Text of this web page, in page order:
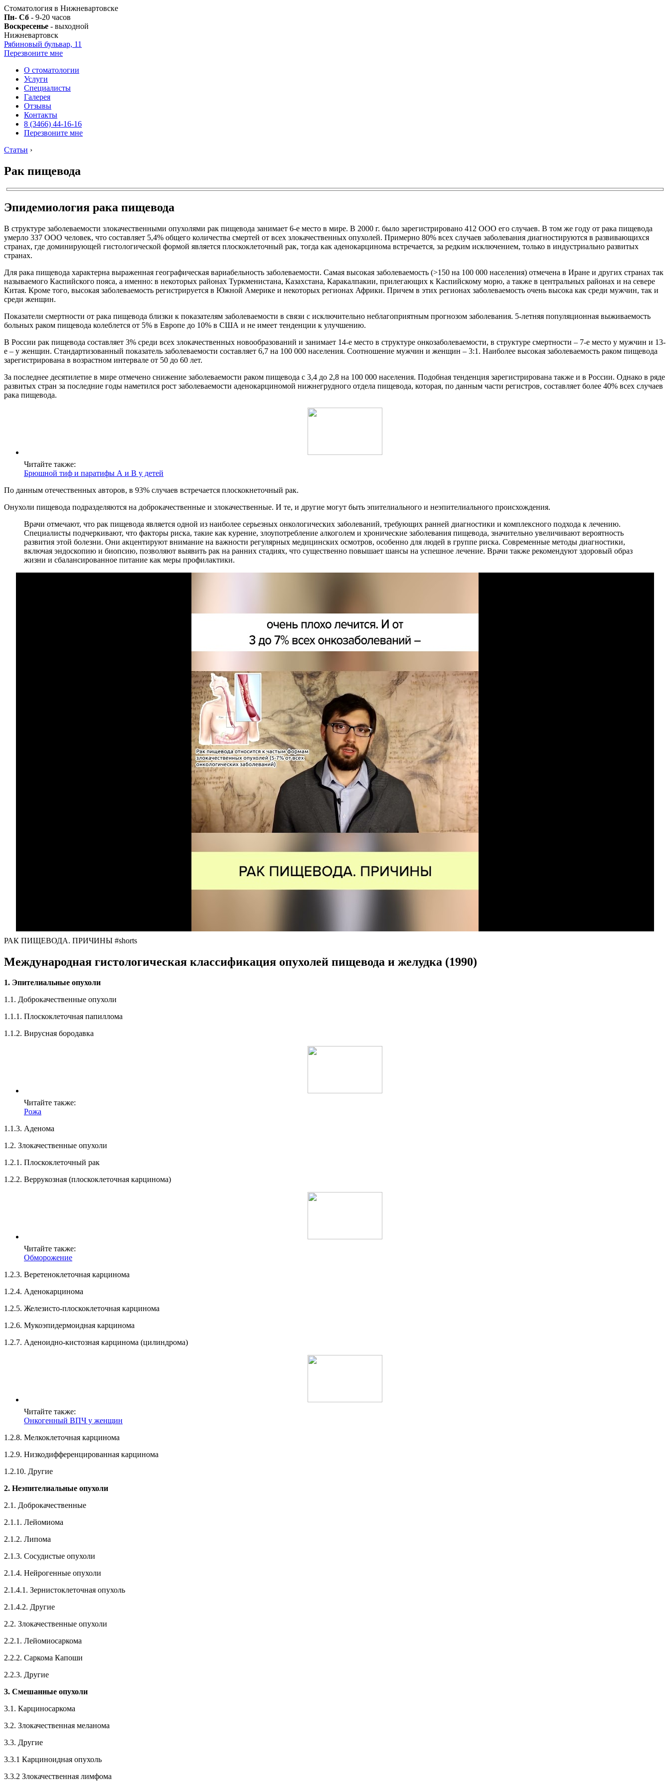
Стоматология в Нижневартовске
Пн- Сб - 9-20 часов
Воскресенье - выходной
Нижневартовск
Рябиновый бульвар, 11
Перезвоните мне
О стоматологии
Услуги
Специалисты
Галерея
Отзывы
Контакты
8 (3466) 44-16-16
Перезвоните мне
Статьи ›
Рак пищевода
Эпидемиология рака пищевода
В структуре заболеваемости злокачественными опухолями рак пищевода занимает 6-е место в мире. В 2000 г. было зарегистрировано 412 ООО его случаев. В том же году от рака пищевода
умерло 337 ООО человек, что составляет 5,4% общего количества смертей от всех злокачественных опухолей. Примерно 80% всех случаев заболевания диагностируются в развивающихся
странах, где доминирующей гистологической формой является плоскоклеточный рак, тогда как аденокарцинома встречается, за редким исключением, только в индустриально развитых
странах.
Для рака пищевода характерна выраженная географическая вариабельность заболеваемости. Самая высокая заболеваемость (>150 на 100 000 населения) отмечена в Иране и других странах так
называемого Каспийского пояса, а именно: в некоторых районах Туркменистана, Казахстана, Каракалпакии, прилегающих к Каспийскому морю, а также в центральных районах и на севере
Китая. Кроме того, высокая заболеваемость регистрируется в Южной Америке и некоторых регионах Африки. Причем в этих регионах заболеваемость очень высока как среди мужчин, так и
среди женщин.
Показатели смертности от рака пищевода близки к показателям заболеваемости в связи с исключительно неблагоприятным прогнозом заболевания. 5-летняя популяционная выживаемость
больных раком пищевода колеблется от 5% в Европе до 10% в США и не имеет тенденции к улучшению.
В России рак пищевода составляет 3% среди всех злокачественных новообразований и занимает 14-е место в структуре онкозаболеваемости, в структуре смертности – 7-е место у мужчин и 13-
е – у женщин. Стандартизованный показатель заболеваемости составляет 6,7 на 100 000 населения. Соотношение мужчин и женщин – 3:1. Наиболее высокая заболеваемость раком пищевода
зарегистрирована в возрастном интервале от 50 до 60 лет.
За последнее десятилетие в мире отмечено снижение заболеваемости раком пищевода с 3,4 до 2,8 на 100 000 населения. Подобная тенденция зарегистрирована также и в России. Однако в ряде
развитых стран за последние годы наметился рост заболеваемости аденокарциномой нижнегрудного отдела пищевода, которая, по данным части регистров, составляет более 40% всех случаев
рака пищевода.
Читайте также:
Брюшной тиф и паратифы А и В у детей
По данным отечественных авторов, в 93% случаев встречается плоскокнеточный рак.
Онухоли пищевода подразделяются на доброкачественные и злокачественные. И те, и другие могут быть эпителиального и неэпителиального происхождения.
Врачи отмечают, что рак пищевода является одной из наиболее серьезных онкологических заболеваний, требующих ранней диагностики и комплексного подхода к лечению.
Специалисты подчеркивают, что факторы риска, такие как курение, злоупотребление алкоголем и хронические заболевания пищевода, значительно увеличивают вероятность
развития этой болезни. Они акцентируют внимание на важности регулярных медицинских осмотров, особенно для людей в группе риска. Современные методы диагностики,
включая эндоскопию и биопсию, позволяют выявить рак на ранних стадиях, что существенно повышает шансы на успешное лечение. Врачи также рекомендуют здоровый образ
жизни и сбалансированное питание как меры профилактики.
РАК ПИЩЕВОДА. ПРИЧИНЫ #shorts
Международная гистологическая классификация опухолей пищевода и желудка (1990)
1. Эпителиальные опухоли
1.1. Доброкачественные опухоли
1.1.1. Плоскоклеточная папиллома
1.1.2. Вирусная бородавка
Читайте также:
Рожа
1.1.3. Аденома
1.2. Злокачественные опухоли
1.2.1. Плоскоклеточный рак
1.2.2. Веррукозная (плоскоклеточная карцинома)
Читайте также:
Обморожение
1.2.3. Веретеноклеточная карцинома
1.2.4. Аденокарцинома
1.2.5. Железисто-плоскоклеточная карцинома
1.2.6. Мукоэпидермоидная карцинома
1.2.7. Аденоидно-кистозная карцинома (цилиндрома)
Читайте также:
Онкогенный ВПЧ у женщин
1.2.8. Мелкоклеточная карцинома
1.2.9. Низкодифференцированная карцинома
1.2.10. Другие
2. Неэпителиальные опухоли
2.1. Доброкачественные
2.1.1. Лейомиома
2.1.2. Липома
2.1.3. Сосудистые опухоли
2.1.4. Нейрогенные опухоли
2.1.4.1. Зернистоклеточная опухоль
2.1.4.2. Другие
2.2. Злокачественные опухоли
2.2.1. Лейомиосаркома
2.2.2. Саркома Капоши
2.2.3. Другие
3. Смешанные опухоли
3.1. Карциносаркома
3.2. Злокачественная меланома
3.3. Другие
3.3.1 Карциноидная опухоль
3.3.2 Злокачественная лимфома